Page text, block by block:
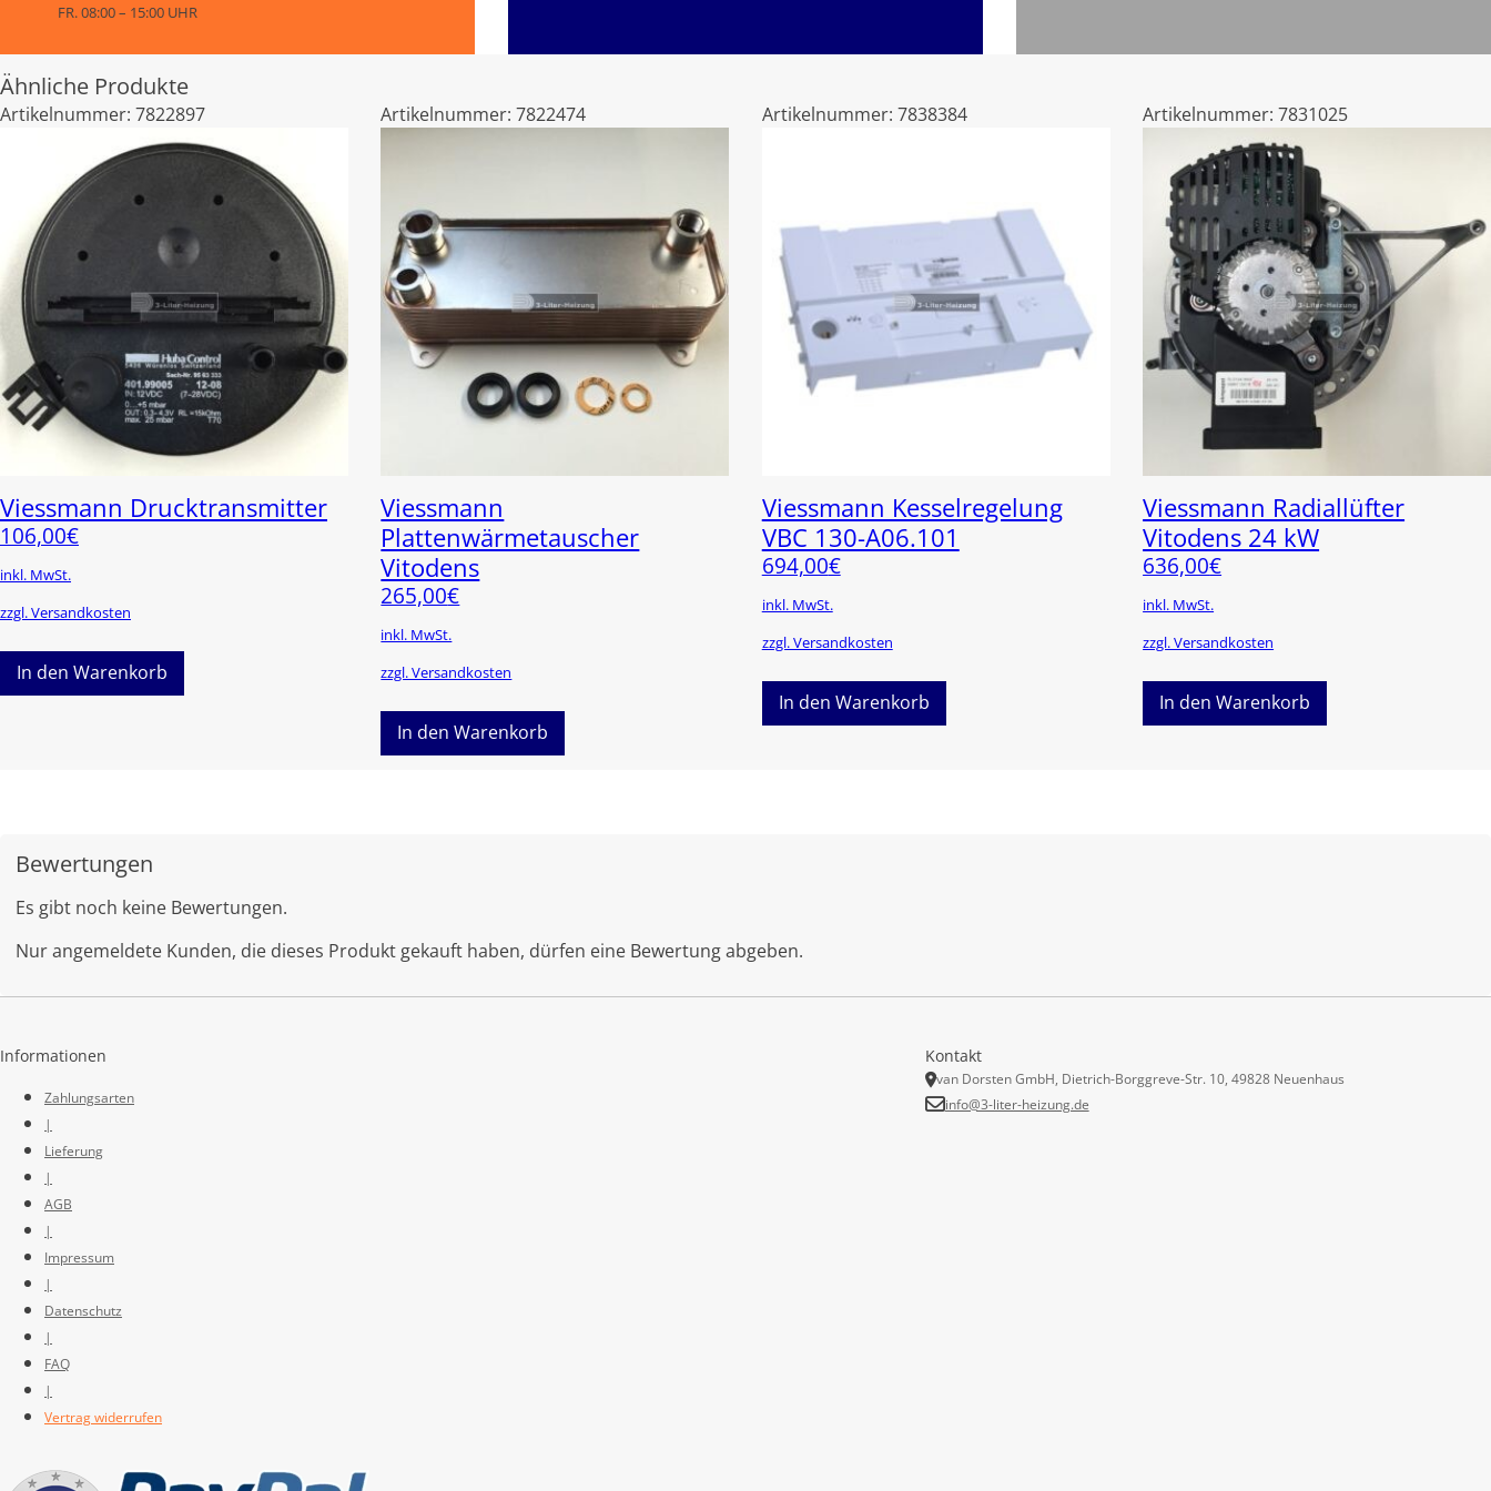
FR. 08:00 – 15:00 UHR
Ähnliche Produkte
Artikelnummer: 7822897
Viessmann Drucktransmitter
106,00€
inkl. MwSt.
zzgl. Versandkosten
In den Warenkorb
Artikelnummer:7822474
Viessmann
Plattenwärmetauscher
Vitodens
265,00€
inkl. MwSt.
zzgl. Versandkosten
In den Warenkorb
Artikelnummer: 7838384
Viessmann Kesselregelung
VBC 130-A06.101
694,00€
inkl. MwSt.
zzgl. Versandkosten
In den Warenkorb
Artikelnummer:7831025
Viessmann Radiallüfter
Vitodens 24 kW
636,00€
inkl. MwSt.
zzgl. Versandkosten
In den Warenkorb
Bewertungen
Es gibt noch keine Bewertungen.
Nur angemeldete Kunden, die dieses Produkt gekauft haben, dürfen eine Bewertung abgeben.
Informationen
Zahlungsarten
|
Lieferung
|
AGB
|
Impressum
|
Datenschutz
|
FAQ
|
Vertrag widerrufen
Kontakt
van Dorsten GmbH, Dietrich-Borggreve-Str. 10, 49828 Neuenhaus
info@3-liter-heizung.de